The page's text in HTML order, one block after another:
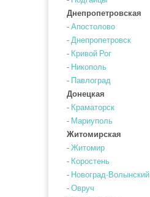
Днепропетровская
- Апостолово
- Днепропетровск
- Кривой Рог
- Никополь
- Павлоград
Донецкая
- Краматорск
- Мариуполь
Житомирская
- Житомир
- Коростень
- Новоград-Волынский
- Овруч